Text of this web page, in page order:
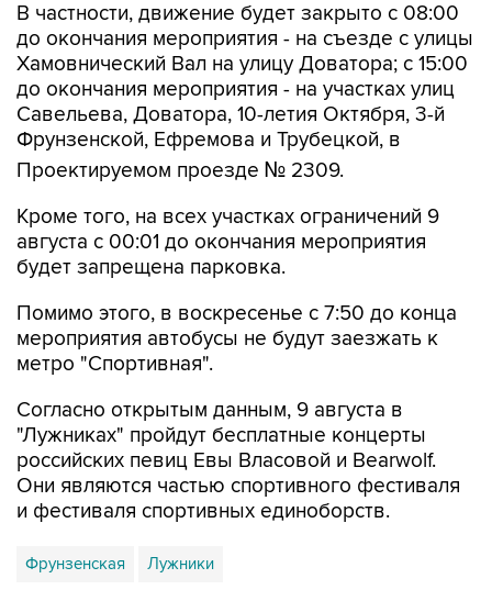
В частности, движение будет закрыто с 08:00
до окончания мероприятия - на съезде с улицы
Хамовнический Вал на улицу Доватора; с 15:00
до окончания мероприятия - на участках улиц
Савельева, Доватора, 10-летия Октября, 3-й
Фрунзенской, Ефремова и Трубецкой, в
Проектируемом проезде № 2309.
Кроме того, на всех участках ограничений 9
августа с 00:01 до окончания мероприятия
будет запрещена парковка.
Помимо этого, в воскресенье с 7:50 до конца
мероприятия автобусы не будут заезжать к
метро "Спортивная".
Согласно открытым данным, 9 августа в
"Лужниках" пройдут бесплатные концерты
российских певиц Евы Власовой и Bearwolf.
Они являются частью спортивного фестиваля
и фестиваля спортивных единоборств.
Фрунзенская Лужники